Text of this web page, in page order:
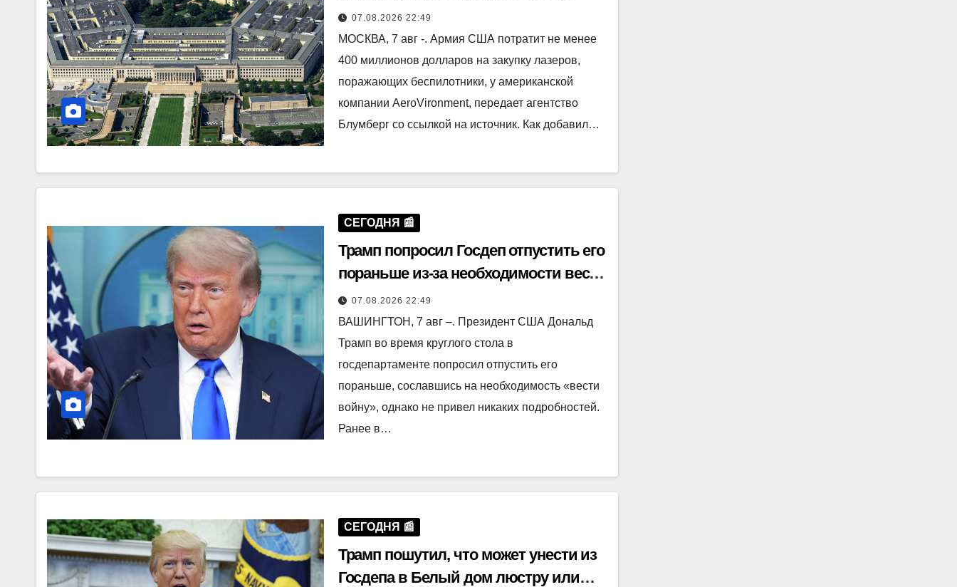
атакующих БПЛА
07.08.2026 22:49
МОСКВА, 7 авг -. Армия США потратит не менее
400 миллионов долларов на закупку лазеров,
поражающих беспилотники, у американской
компании AeroVironment, передает агентство
Блумберг со ссылкой на источник. Как добавил…
СЕГОДНЯ 📰
Трамп попросил Госдеп отпустить его
пораньше из-за необходимости вести
войну
07.08.2026 22:49
ВАШИНГТОН, 7 авг –. Президент США Дональд
Трамп во время круглого стола в
госдепартаменте попросил отпустить его
пораньше, сославшись на необходимость «вести
войну», однако не привел никаких подробностей.
Ранее в…
СЕГОДНЯ 📰
Трамп пошутил, что может унести из
Госдепа в Белый дом люстру или